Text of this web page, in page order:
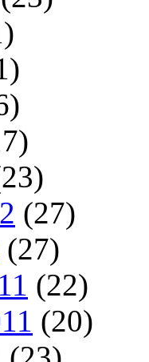
(27)
(27)
(22)
(20)